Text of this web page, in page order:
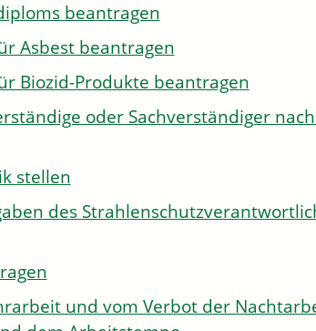
beantragen
Asbest beantragen
Biozid-Produkte beantragen
oder Sachverständiger
stellen
des
und vom Verbot der